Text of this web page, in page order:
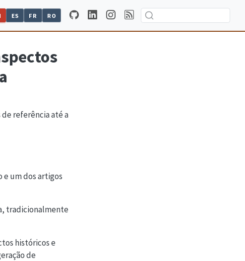
ES FR RO
referência até a
e um dos artigos
tradicionalmente
históricos e
de